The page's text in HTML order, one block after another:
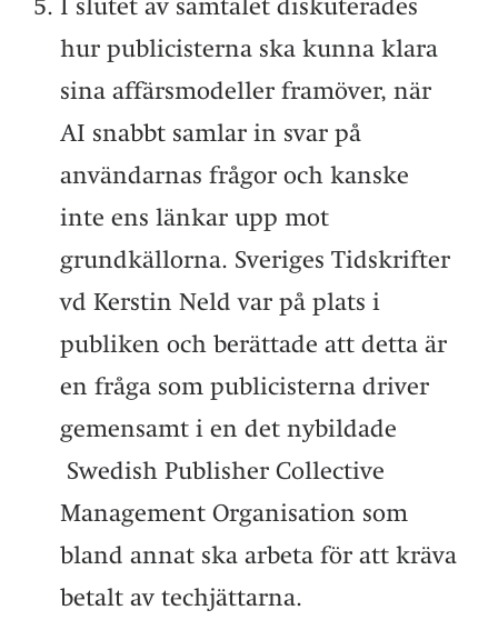
I slutet av samtalet diskuterades
hur publicisterna ska kunna klara
sina affärsmodeller framöver, när
AI snabbt samlar in svar på
användarnas frågor och kanske
inte ens länkar upp mot
grundkällorna. Sveriges Tidskrifter
vd Kerstin Neld var på plats i
publiken och berättade att detta är
en fråga som publicisterna driver
gemensamt i en det nybildade
Swedish Publisher Collective
Management Organisation som
bland annat ska arbeta för att kräva
betalt av techjättarna.